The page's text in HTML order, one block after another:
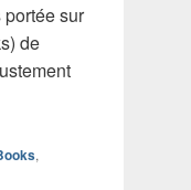
portée sur
de
,